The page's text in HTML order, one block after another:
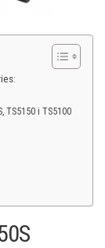
TS5150 i TS5100